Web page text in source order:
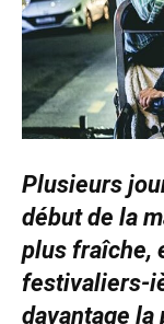
Plusieurs
début de la
plus fraîche,
festivaliers-
davantage la